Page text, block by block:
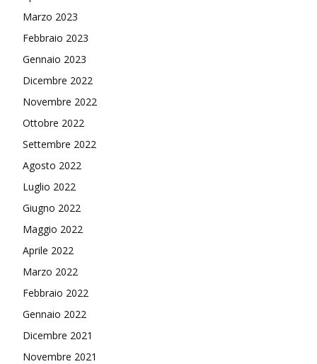
Marzo 2023
Febbraio 2023
Gennaio 2023
Dicembre 2022
Novembre 2022
Ottobre 2022
Settembre 2022
Agosto 2022
Luglio 2022
Giugno 2022
Maggio 2022
Aprile 2022
Marzo 2022
Febbraio 2022
Gennaio 2022
Dicembre 2021
Novembre 2021